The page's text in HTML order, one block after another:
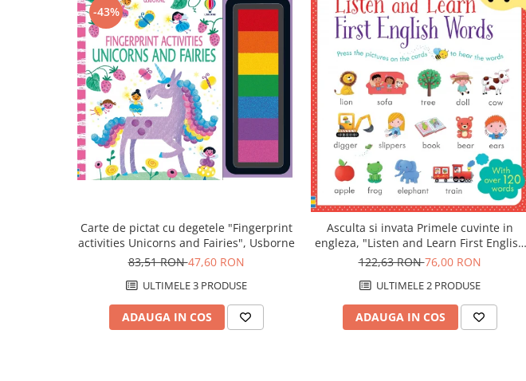
-43%
Carte de pictat cu degetele "Fingerprint
activities Unicorns and Fairies", Usborne
83,51 RON47,60 RON
ULTIMELE 3 PRODUSE
ADAUGA IN COS
Asculta si invata Primele cuvinte in
engleza, "Listen and Learn First English
Words", Usborne
122,63 RON76,00 RON
ULTIMELE 2 PRODUSE
ADAUGA IN COS